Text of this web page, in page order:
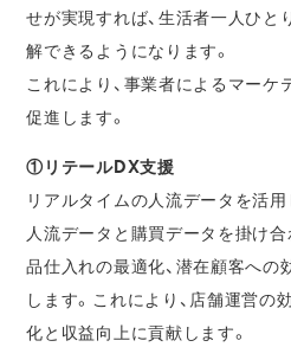
せが実現すれば、生活者一人ひ
解できるようになります。
これにより、事業者によるマー
促進します。
①リテールDX支援
リアルタイムの人流データを活
人流データと購買データを掛け
品仕入れの最適化、潜在顧客へ
します。これにより、店舗運営の
化と収益向上に貢献します。